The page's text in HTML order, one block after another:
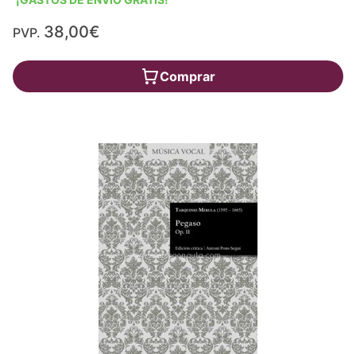
PVP. 38,00€
Comprar